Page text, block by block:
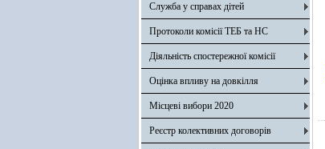
Служба у справах дітей
Протоколи комісії ТЕБ та НС
Діяльність спостережної комісії
Оцінка впливу на довкілля
Місцеві вибори 2020
Реєстр колективних договорів